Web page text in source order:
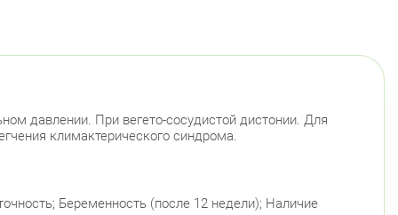
давлении. При вегето-сосудистой дистонии. Для
климактерического синдрома.
Беременность (после 12 недели); Наличие